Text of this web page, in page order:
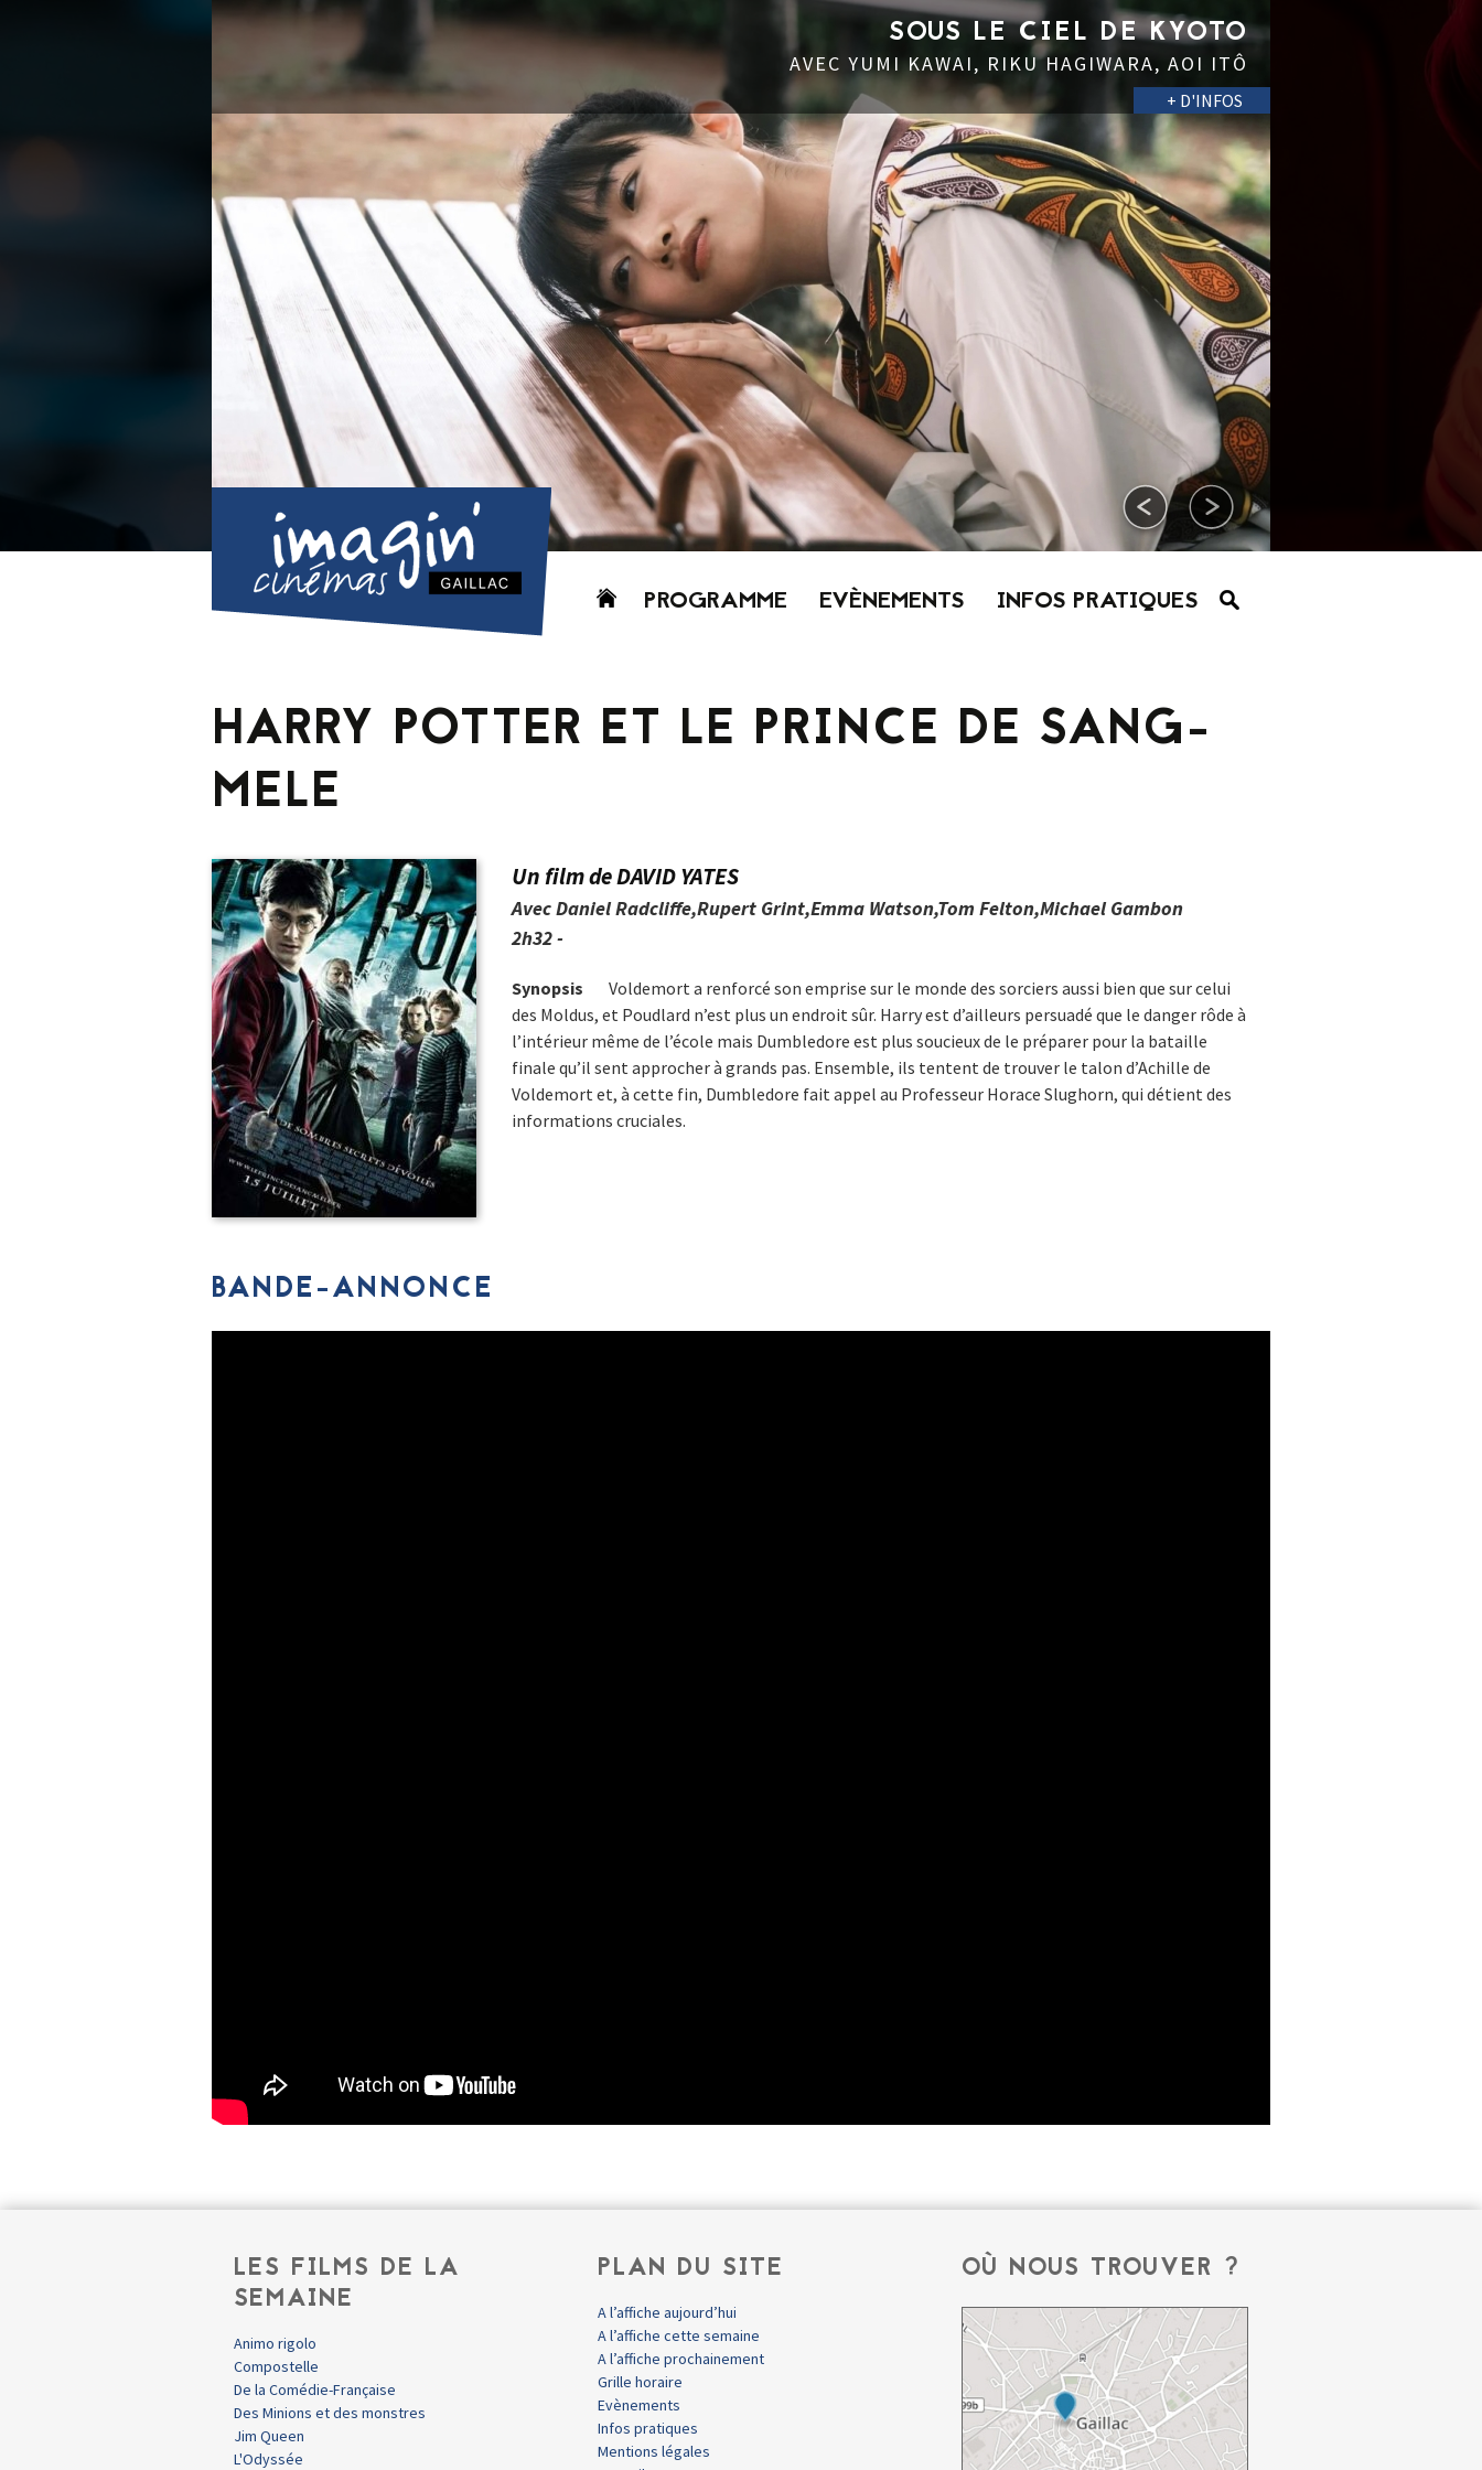
SOUS LE CIEL DE KYOTO
AVEC YUMI KAWAI, RIKU HAGIWARA, AOI ITÔ
+ D'INFOS
Aller
PROGRAMME
PROCHAINEMENT
EVÈNEMENTS INFOS PRATIQUES
HARRY POTTER ET LE PRINCE DE SANG-
MELE
Un film de DAVID YATES
Avec Daniel Radcliffe,Rupert Grint,Emma Watson,Tom Felton,Michael Gambon
2h32 -
Synopsis
Voldemort a renforcé son emprise sur le monde des sorciers aussi bien que sur celui
des Moldus, et Poudlard n’est plus un endroit sûr. Harry est d’ailleurs persuadé que le danger rôde à
l’intérieur même de l’école mais Dumbledore est plus soucieux de le préparer pour la bataille
finale qu’il sent approcher à grands pas. Ensemble, ils tentent de trouver le talon d’Achille de
Voldemort et, à cette fin, Dumbledore fait appel au Professeur Horace Slughorn, qui détient des
informations cruciales.
BANDE-ANNONCE
LES FILMS DE LA
SEMAINE
Animo rigolo
Compostelle
De la Comédie-Française
Des Minions et des monstres
Jim Queen
L'Odyssée
PLAN DU SITE
A l’affiche aujourd’hui
A l’affiche cette semaine
A l’affiche prochainement
Grille horaire
Evènements
Infos pratiques
Mentions légales
OÙ NOUS TROUVER ?